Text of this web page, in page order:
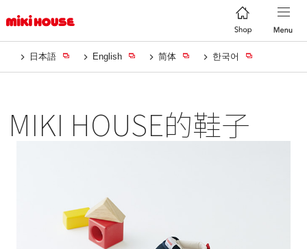
日本語 English 简体 한국어
MIKI HOUSE的鞋子